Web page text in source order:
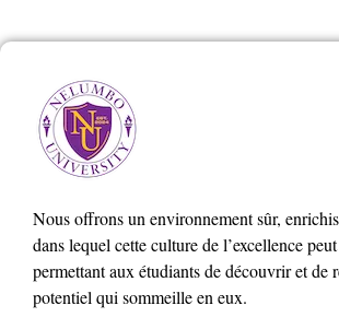
Nous offrons un environnement sûr,
dans lequel cette culture de l’excellence peut
permettant aux étudiants de découvrir et de
potentiel qui sommeille en eux.